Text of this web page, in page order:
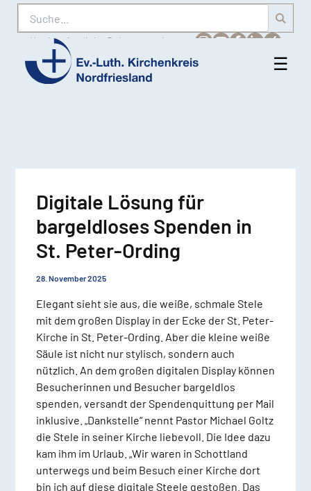
Suche
Karriere Amtliche Bekanntmachungen
Ev.-
☰
Digitale Lösung für
bargeldloses Spenden in
St. Peter-Ording
28. November 2025
Elegant sieht sie aus, die weiße, schmale Stele
mit dem großen Display in der Ecke der St. Peter-
Kirche in St. Peter-Ording. Aber die kleine weiße
Säule ist nicht nur stylisch, sondern auch
nützlich. An dem großen digitalen Display können
Besucherinnen und Besucher bargeldlos
spenden, versandt der Spendenquittung per Mail
inklusive. „Dankstelle“ nennt Pastor Michael Goltz
die Stele in seiner Kirche liebevoll. Die Idee dazu
kam ihm im Urlaub. „Wir waren in Schottland
unterwegs und beim Besuch einer Kirche dort
bin ich auf diese digitale Steele gestoßen. Das